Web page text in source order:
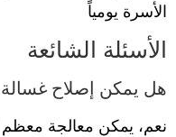
الأسرة يومياً
الأسئلة الشائعة
هل يمكن إصلاح
نعم، يمكن معالجة